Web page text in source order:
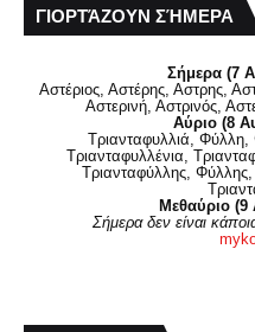
ΓΙΟΡΤΆΖΟΥΝ ΣΉΜΕΡΑ
Σήμερα (7
Αστέριος, Αστέρης, Αστρης,
Αστερινή, Αστρινός,
Αύριο (8
Τριανταφυλλιά,
Τριανταφυλλένια,
Τριανταφύλλης, Φύλλης,
Μεθαύριο (9
Σήμερα δεν είναι